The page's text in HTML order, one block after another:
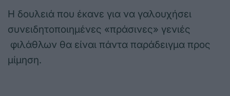
Η δουλειά που έκανε για να γαλουχήσει
συνειδητοποιημένες «πράσινες» γενιές
φιλάθλων θα είναι πάντα παράδειγμα προς
μίμηση.